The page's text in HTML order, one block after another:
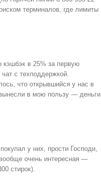
терминалов, где лимиты
в 25% за первую
с техподдержкой.
что открывшийся у нас в
в мою пользу — деньги
у них, прости Господи,
очень интересная —
стирок).